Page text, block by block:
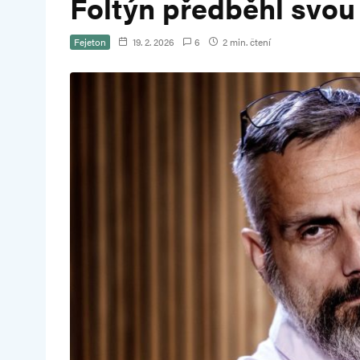
Fejeton 19. 2. 2026 6 2 min. čtení